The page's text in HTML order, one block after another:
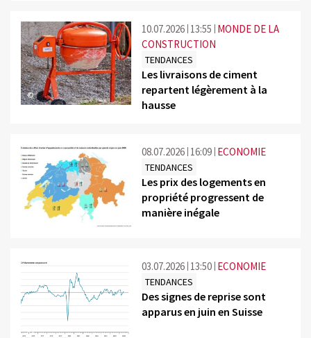
©
10.07.2026 13:55 MONDE DE LA
CONSTRUCTION
TENDANCES
Les livraisons de ciment
repartent légèrement à la
hausse
08.07.2026 16:09 ECONOMIE
TENDANCES
Les prix des logements en
propriété progressent de
manière inégale
©
03.07.2026 13:50 ECONOMIE
TENDANCES
Des signes de reprise sont
apparus en juin en Suisse